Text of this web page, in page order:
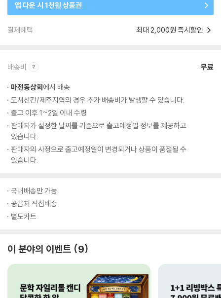
앱 다운 시 1천원 상품권
결제혜택 최대 2,000원 즉시할인
배송비 무료
마전동상회에서 배송
도서산간/제주지역의 경우 추가 배송비가 발생할 수 있습니다.
출고 이후 1~2일 이내 수령
판매자가 설정한 날짜를 기준으로 출고예정일 정보를 제공하고
있습니다.
판매자의 사정으로 출고예정일이 변경되거나 상품이 품절될 수
있습니다.
국내배송만 가능
공급처 직접배송
별도카트
이 분야의 이벤트 9